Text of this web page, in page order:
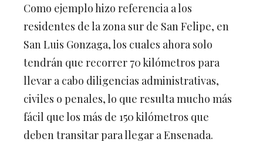
Como ejemplo hizo referencia a los
residentes de la zona sur de San Felipe, en
San Luis Gonzaga, los cuales ahora solo
tendrán que recorrer 70 kilómetros para
llevar a cabo diligencias administrativas,
civiles o penales, lo que resulta mucho más
fácil que los más de 150 kilómetros que
deben transitar para llegar a Ensenada.